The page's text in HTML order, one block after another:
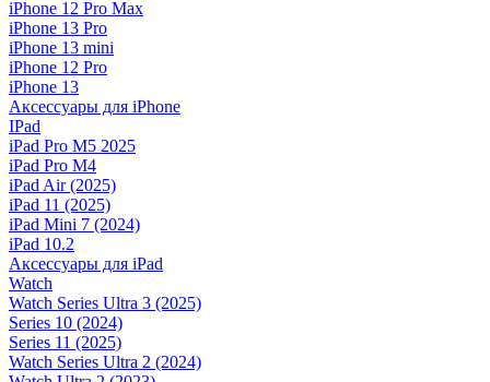
iPhone 12 Pro Max
iPhone 13 Pro
iPhone 13 mini
iPhone 12 Pro
iPhone 13
Аксессуары для iPhone
IPad
iPad Pro M5 2025
iPad Pro M4
iPad Air (2025)
iPad 11 (2025)
iPad Mini 7 (2024)
iPad 10.2
Аксессуары для iPad
Watch
Watch Series Ultra 3 (2025)
Series 10 (2024)
Series 11 (2025)
Watch Series Ultra 2 (2024)